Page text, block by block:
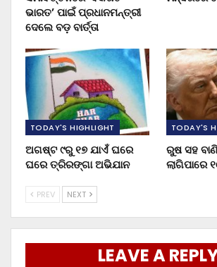
ଭାରତ’ ପାଇଁ ପ୍ରଧାନମନ୍ତ୍ରୀ
ଦେଲେ ବଡ଼ ବାର୍ତ୍ତା
TODAY'S HIGHLIGHT
ଅଗଷ୍ଟ ୯ରୁ ୧୭ ଯାଏଁ ଘରେ
ଘରେ ତ୍ରିରଙ୍ଗା ଅଭିଯାନ
TODAY'S
ରୁଷ ସହ
ଲାଗିପାରେ
PREV NEXT
LEAVE A